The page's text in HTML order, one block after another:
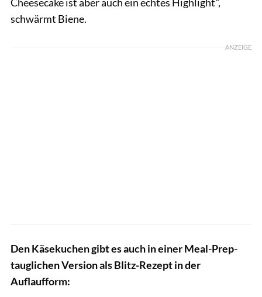
schwärmt Biene.
ANZEIGE
Den Käsekuchen gibt es auch in einer Meal-Prep-
tauglichen Version als Blitz-Rezept in der
Auflaufform: